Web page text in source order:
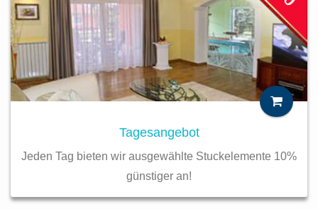
Tagesangebot
Jeden Tag bieten wir ausgewählte Stuckelemente 10%
günstiger an!